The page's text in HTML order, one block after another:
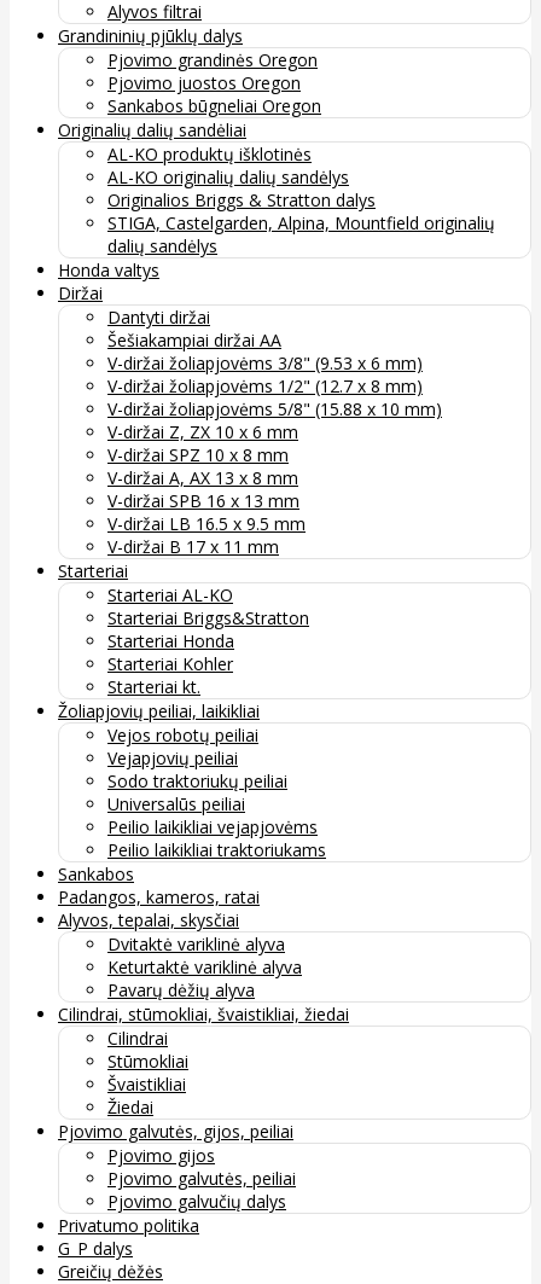
Alyvos filtrai
Grandininių pjūklų dalys
Pjovimo grandinės Oregon
Pjovimo juostos Oregon
Sankabos būgneliai Oregon
Originalių dalių sandėliai
AL-KO produktų išklotinės
AL-KO originalių dalių sandėlys
Originalios Briggs & Stratton dalys
STIGA, Castelgarden, Alpina, Mountfield originalių
dalių sandėlys
Honda valtys
Diržai
Dantyti diržai
Šešiakampiai diržai AA
V-diržai žoliapjovėms 3/8" (9.53 x 6 mm)
V-diržai žoliapjovėms 1/2" (12.7 x 8 mm)
V-diržai žoliapjovėms 5/8" (15.88 x 10 mm)
V-diržai Z, ZX 10 x 6 mm
V-diržai SPZ 10 x 8 mm
V-diržai A, AX 13 x 8 mm
V-diržai SPB 16 x 13 mm
V-diržai LB 16.5 x 9.5 mm
V-diržai B 17 x 11 mm
Starteriai
Starteriai AL-KO
Starteriai Briggs&Stratton
Starteriai Honda
Starteriai Kohler
Starteriai kt.
Žoliapjovių peiliai, laikikliai
Vejos robotų peiliai
Vejapjovių peiliai
Sodo traktoriukų peiliai
Universalūs peiliai
Peilio laikikliai vejapjovėms
Peilio laikikliai traktoriukams
Sankabos
Padangos, kameros, ratai
Alyvos, tepalai, skysčiai
Dvitaktė variklinė alyva
Keturtaktė variklinė alyva
Pavarų dėžių alyva
Cilindrai, stūmokliai, švaistikliai, žiedai
Cilindrai
Stūmokliai
Švaistikliai
Žiedai
Pjovimo galvutės, gijos, peiliai
Pjovimo gijos
Pjovimo galvutės, peiliai
Pjovimo galvučių dalys
Privatumo politika
G_P dalys
Greičių dėžės